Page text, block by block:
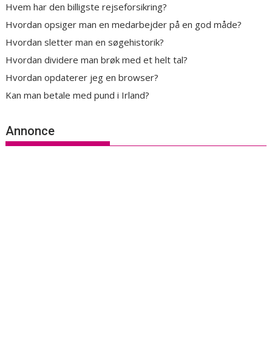
Hvem har den billigste rejseforsikring?
Hvordan opsiger man en medarbejder på en god måde?
Hvordan sletter man en søgehistorik?
Hvordan dividere man brøk med et helt tal?
Hvordan opdaterer jeg en browser?
Kan man betale med pund i Irland?
Annonce